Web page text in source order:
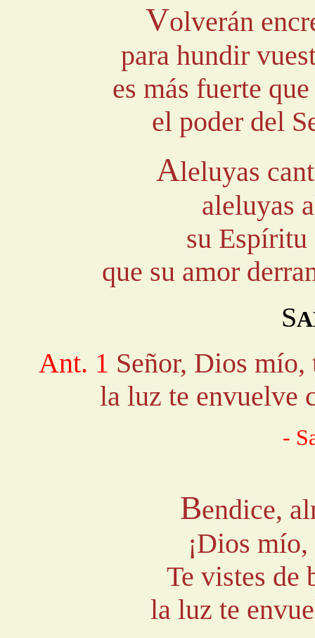
Volverán
para hundir
es más fuerte
el poder del
Aleluyas
aleluyas
su Espíritu
que su amor
S
Ant. 1 Señor, Dios mío,
la luz te envuelve
-
Bendice,
¡Dios
Te vistes de
la luz te